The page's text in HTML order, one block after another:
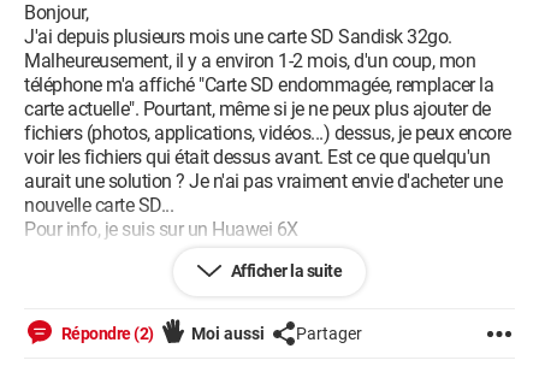
Bonjour,
J'ai depuis plusieurs mois une carte SD Sandisk 32go.
Malheureusement, il y a environ 1-2 mois, d'un coup, mon
téléphone m'a affiché "Carte SD endommagée, remplacer la
carte actuelle". Pourtant, même si je ne peux plus ajouter de
fichiers (photos, applications, vidéos...) dessus, je peux encore
voir les fichiers qui était dessus avant. Est ce que quelqu'un
aurait une solution ? Je n'ai pas vraiment envie d'acheter une
nouvelle carte SD...
Pour info, je suis sur un Huawei 6X
(Message en question) : Afficher la suite
Répondre (2) Moi aussi Partager